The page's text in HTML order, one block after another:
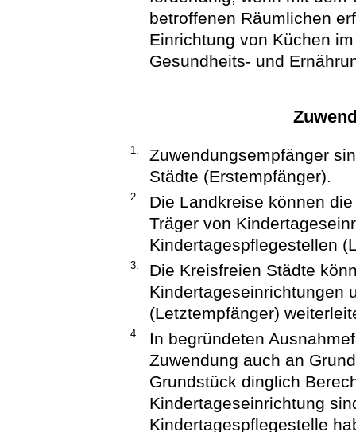
betroffenen Räumlichen
Einrichtung von Küchen
Gesundheits- und
1.
Zuwendungsempfänger
Städte (Erstempfänger).
2.
Die Landkreise können
Träger von
Kindertagespflegestellen
3.
Die Kreisfreien Städte
Kindertageseinrichtungen
(Letztempfänger)
4.
In begründeten
Zuwendung auch an
Grundstück dinglich
Kindertageseinrichtung
Kindertagespflegestelle